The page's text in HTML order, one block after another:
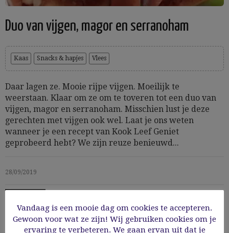
Duo van vijgen, magor en serranoham
Kaas Snacks & hapjes Vlees
Daar lagen ze. Mooie rijpe vijgen. Moeilijk te
weerstaan. Klaar om ze om te toveren tot een duo van
vijgen, magor en serranoham. Misschien lust je deze
gerechten met vijgen ook wel. Laat je ons weten
wanneer je een recept van Kook Leef Geniet
geprobeerd hebt? We zijn reuze benieuwd...
28/09/2019
Vandaag is een mooie dag om cookies te accepteren.
Gewoon voor wat ze zijn! Wij gebruiken cookies om je
ervaring te verbeteren. We gaan ervan uit dat je